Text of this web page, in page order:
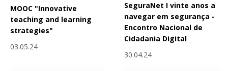
MOOC "Innovative
teaching and learning
strategies"
03.05.24
SeguraNet I vinte anos a
navegar em segurança -
Encontro Nacional de
Cidadania Digital
30.04.24